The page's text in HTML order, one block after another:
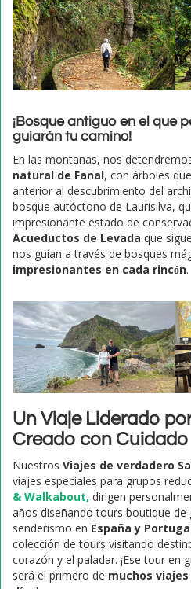
¡Bosque antiguo en el que
guiarán tu camino!
En las montañas, nos
natural de Fanal, con árboles
anterior al descubrimiento del
bosque autóctono de Laurisilva,
impresionante estado de
Acueductos de Levada que
nos guían a través de bosques
impresionantes en cada rincón.
Un Viaje Liderado
Creado con Cuidado
Nuestros Viajes de verdadero
viajes especiales para grupos
& Walkabout, dirigen
años diseñando tours boutique
senderismo en España y
colección de tours visitando
corazón y el paladar. ¡Ese tour en
será el primero de muchos